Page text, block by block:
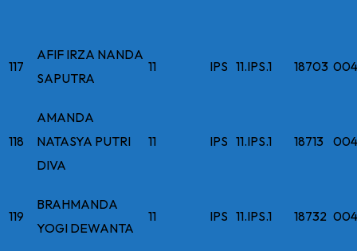
117
AFIF IRZA NANDA
SAPUTRA
11 IPS 11.IPS.1 18703
118
AMANDA
NATASYA PUTRI
DIVA
11 IPS 11.IPS.1 18713
119
BRAHMANDA
YOGI DEWANTA
11 IPS 11.IPS.1 18732